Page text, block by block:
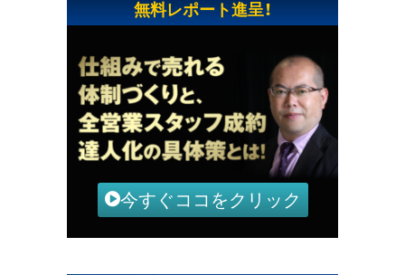
無料レポート進呈！
今すぐココをクリック